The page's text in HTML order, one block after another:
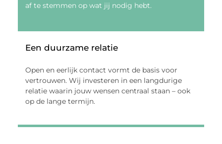
af te stemmen op wat jij nodig hebt.
Een duurzame relatie
Open en eerlijk contact vormt de basis voor
vertrouwen. Wij investeren in een langdurige
relatie waarin jouw wensen centraal staan – ook
op de lange termijn.